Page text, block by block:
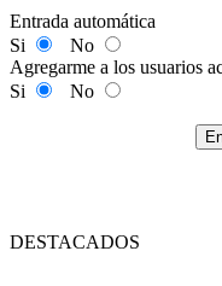
Entrada automática
Si
No
Agregarme a los usuarios
Si
No
DESTACADOS